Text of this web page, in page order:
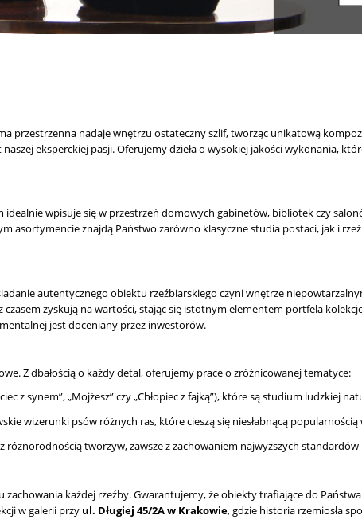
przestrzenna nadaje wnętrzu ostateczny szlif, tworząc unikatową
eksperckiej pasji. Oferujemy dzieła o wysokiej jakości wykonania,
wpisuje się w przestrzeń domowych gabinetów, bibliotek czy
asortymencie znajdą Państwo zarówno klasyczne studia postaci, jak i
autentycznego obiektu rzeźbiarskiego czyni wnętrze
zyskują na wartości, stając się istotnym elementem portfela
jest doceniany przez inwestorów.
Z dbałością o każdy detal, oferujemy prace o zróżnicowanej tematyce:
z synem”, „Mojżesz” czy „Chłopiec z fajką”), które są studium ludzkiej
wizerunki psów różnych ras, które cieszą się niesłabnącą
różnorodnością tworzyw, zawsze z zachowaniem najwyższych
każdej rzeźby. Gwarantujemy, że obiekty trafiające do
w galerii przy ul. Długiej 45/2A w Krakowie, gdzie historia rzemiosła